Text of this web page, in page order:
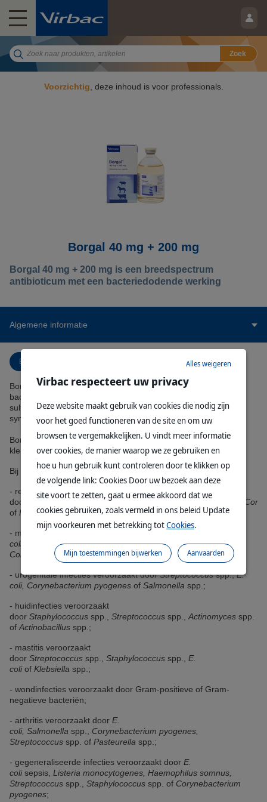
Zoek
Voorzichtig , deze inhoud is voor professionals.
Borgal 40 mg + 200 mg
Borgal 40 mg + 200 mg is een breedspectrum
antibioticum met een bacteriedodende werking
Algemene informatie
Bijsluiter
Borgal 24% is een breedspectrum antibioticum met een
bactericide werking. De werkzame stoffen trimethoprim en
sulfadoxine blokkeren beide op verschillende plaatsen de
synthese van het coënzym F van de bacteriën.
Borgal is in te zetten bij rund, kalf, paard, veulen, varken en
kleine knaagdieren.
Bij runderen en kalverenvoor;
- respiratoire infecties veroorzaakt
door
Streptococcus
of Fusobacterium necrophorum;
- maag- en darminfecties veroorzaakt door
coli
Salmonellaspp.; - peritonitis veroorzaakt doorE. coli,
Corynebacterium pyogenesof anaëroben;
- urogenitale infecties veroorzaakt doorStreptococcusspp.,E.
coli, Corynebacterium pyogenes of Salmonella spp.;
- huidinfecties veroorzaakt
door Staphylococcus spp., Streptococcus spp., Actinomyces spp.
of Actinobacillus spp.;
- mastitis veroorzaakt
door Streptococcus spp., Staphylococcus spp., E.
coliof Klebsiella spp.;
- wondinfecties veroorzaakt door Gram-positieve of Gram-
negatieve bacteriën;
- arthritis veroorzaakt door E.
coli, Salmonella spp., Corynebacterium pyogenes,
Streptococcus spp. of Pasteurella spp.;
- gegeneraliseerde infecties veroorzaakt door E.
colisepsis, Listeria monocytogenes, Haemophilus somnus,
Streptococcus spp., Staphylococcus spp. of Corynebacterium
pyogenes;
Virbac respecteert uw privacy
Deze website maakt gebruik van cookies die nodig zijn
voor het goed functioneren van de site en om uw
browsen te vergemakkelijken. U vindt meer informatie
over cookies, de manier waarop we ze gebruiken en
hoe u hun gebruik kunt controleren door te klikken op
de volgende link: Cookies Door uw bezoek aan deze
site voort te zetten, gaat u ermee akkoord dat we
cookies gebruiken, zoals vermeld in ons beleid Update
mijn voorkeuren met betrekking totCookies.
Alles weigeren
Aanvaarden
Mijn toestemmingen bijwerken